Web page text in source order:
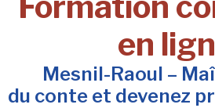
en
Mesnil-Raoul –
du conte et devenez